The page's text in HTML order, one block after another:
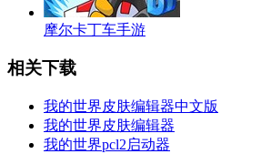
摩尔卡丁车手游
相关下载
我的世界皮肤编辑器中文版
我的世界皮肤编辑器
我的世界pcl2启动器